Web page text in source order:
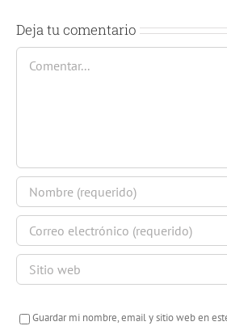
Deja tu comentario
Comentar
Guardar mi nombre, email y sitio web en